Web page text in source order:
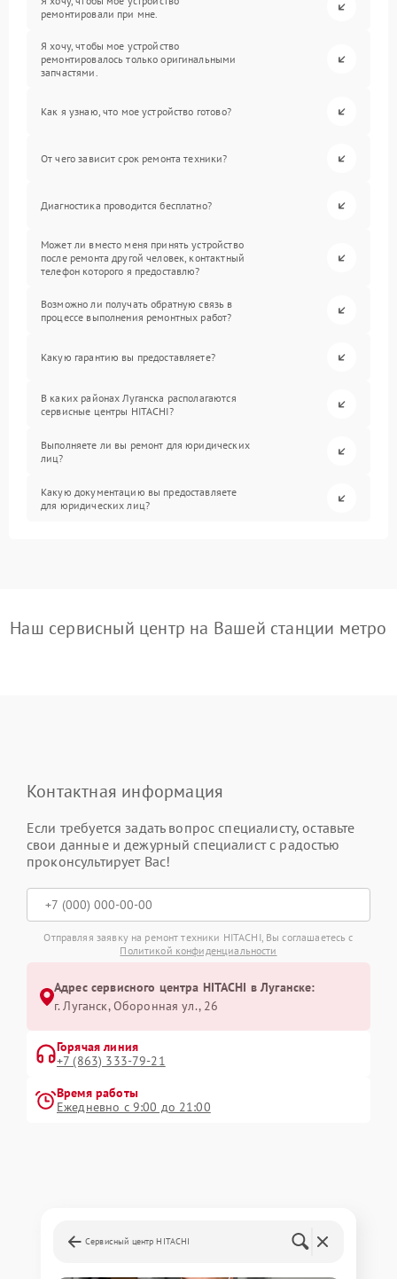
ремонтировали при мне.
Я хочу, чтобы мое устройство
ремонтировалось только оригинальными
запчастями.
Как я узнаю, что мое устройство готово?
От чего зависит срок ремонта техники?
Диагностика проводится бесплатно?
Может ли вместо меня принять устройство
после ремонта другой человек, контактный
телефон которого я предоставлю?
Возможно ли получать обратную связь в
процессе выполнения ремонтных работ?
Какую гарантию вы предоставляете?
В каких районах Луганска располагаются
сервисные центры HITACHI?
Выполняете ли вы ремонт для юридических
лиц?
Какую документацию вы предоставляете
для юридических лиц?
Наш сервисный центр на Вашей станции метро
Контактная информация
Если требуется задать вопрос специалисту, оставьте
свои данные и дежурный специалист с радостью
проконсультирует Вас!
Отправляя заявку на ремонт техники HITACHI, Вы соглашаетесь с
Политикой конфиденциальности
Адрес сервисного центра HITACHI в Луганске:
г. Луганск, Оборонная ул., 26
Горячая линия
+7 (863) 333-79-21
Время работы
Ежедневно с 9:00 до 21:00
Сервисный центр HITACHI